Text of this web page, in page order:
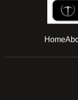
Home